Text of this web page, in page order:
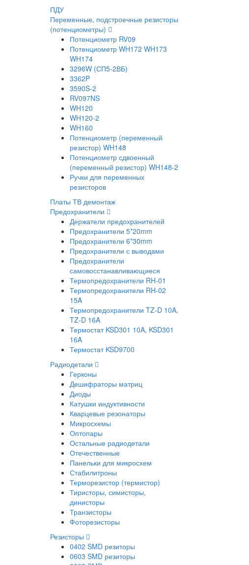
ПДУ
Переменные, подстроечные резисторы
(потенциометры)
Потенциометр RV09
Потенциометр WH172 WH173
WH174
3296W (СП5-2ВБ)
3362P
3590S-2
RV097NS
WH120
WH120-2
WH160
Потенциометр (переменный
резистор) WH148
Потенциометр сдвоенный
(переменный резистор) WH148-2
Ручки для переменных
резисторов
Платы ТВ демонтаж
Предохранители
Держатели предохранителей
Предохранители 5*20mm
Предохранители 6*30mm
Предохранители с выводами
Предохранители
самовосстанавливающиеся
Термопредохранители RH-01
Термопредохранители RH-02
15A
Термопредохранители TZ-D 10A,
TZ-D 16A
Термостат KSD301 10A, KSD301
16A
Термостат KSD9700
Радиодетали
Герконы
Дешифраторы матриц
Диоды
Катушки индуктивности
Кварцевые резонаторы
Микросхемы
Оптопары
Остальные радиодетали
Отечественные
Панельки для микросхем
Стабилитроны
Терморезистор (термистор)
Тиристоры, симисторы,
динисторы
Транзисторы
Фоторезисторы
Резисторы
0402 SMD резиторы
0603 SMD резиторы